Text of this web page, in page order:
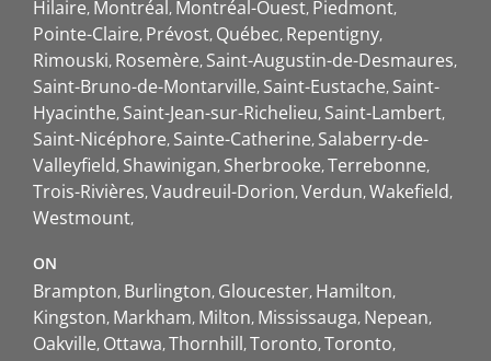
Hilaire Montréal Montréal-Ouest Piedmont
Pointe-Claire Prévost Québec Repentigny
Rimouski Rosemère Saint-Augustin-de-Desmaures
Saint-Bruno-de-Montarville Saint-Eustache Saint-
Hyacinthe Saint-Jean-sur-Richelieu Saint-Lambert
Saint-Nicéphore Sainte-Catherine Salaberry-de-
Valleyfield Shawinigan Sherbrooke Terrebonne
Trois-Rivières Vaudreuil-Dorion Verdun Wakefield
Westmount
ON
Brampton Burlington Gloucester Hamilton
Kingston Markham Milton Mississauga Nepean
Oakville Ottawa Thornhill Toronto Toronto